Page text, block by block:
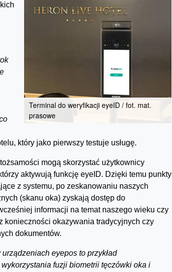
Terminal do weryfikacji eyeID / fot. mat.
prasowe
który jako pierwszy testuje usługę.
mogą skorzystać użytkownicy
aktywują funkcję eyeID. Dzięki temu punkty
z systemu, po zeskanowaniu naszych
(skanu oka) zyskają dostęp do
informacji na temat naszego wieku czy
konieczności okazywania tradycyjnych czy
dokumentów.
eyepos to przykład
fuzji biometrii tęczówki oka i